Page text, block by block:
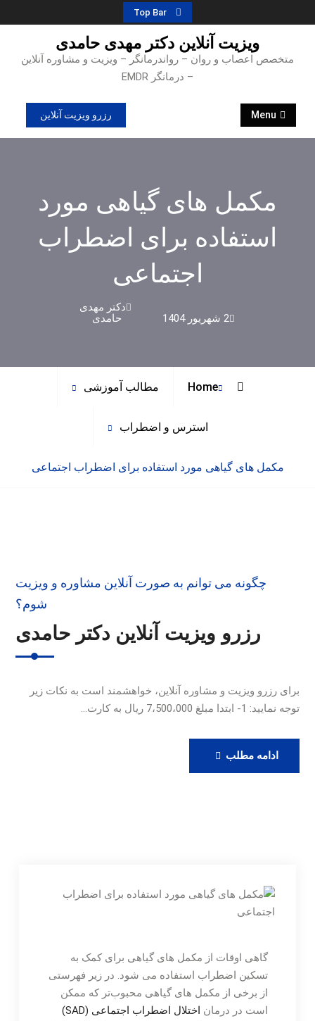
to
ویزیت آنلاین دکتر مهدی حامدی
متخصص اعصاب و روان – رواندرمانگر – ویزیت و مشاوره آنلاین
– درمانگر EMDR
Menu رزرو ویزیت آنلاین
مکمل های گیاهی مورد
استفاده برای اضطراب
اجتماعی
2 شهریور 1404
دکتر مهدی
حامدی
Home مطالب آموزشی
استرس و اضطراب
مکمل های گیاهی مورد استفاده برای اضطراب اجتماعی
چگونه می توانم به صورت آنلاین مشاوره و ویزیت
شوم؟
رزرو ویزیت آنلاین دکتر حامدی
برای رزرو ویزیت و مشاوره آنلاین، خواهشمند است به نکات زیر
توجه نمایید: 1- ابتدا مبلغ 7،500،000 ریال به کارت…
ادامه مطلبرزرو
ویزیت
گاهی اوقات از مکمل های گیاهی برای کمک به
تسکین اضطراب استفاده می شود. در زیر فهرستی
از برخی از مکمل های گیاهی محبوب‌تر که ممکن
است در درمان اختلال اضطراب اجتماعی (SAD)